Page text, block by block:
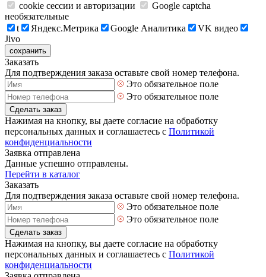
cookie сессии и авторизации
Google captcha
необязательные
t
Яндекс.Метрика Google Аналитика
VK видео
Jivo
сохранить
Заказать
Для подтверждения заказа оставьте свой номер телефона.
Это обязательное поле
Это обязательное поле
Сделать заказ
Нажимая на кнопку, вы даете согласие на обработку
персональных данных и соглашаетесь с Политикой
конфиденциальности
Заявка отправлена
Данные успешно отправлены.
Перейти в каталог
Заказать
Для подтверждения заказа оставьте свой номер телефона.
Это обязательное поле
Это обязательное поле
Сделать заказ
Нажимая на кнопку, вы даете согласие на обработку
персональных данных и соглашаетесь с Политикой
конфиденциальности